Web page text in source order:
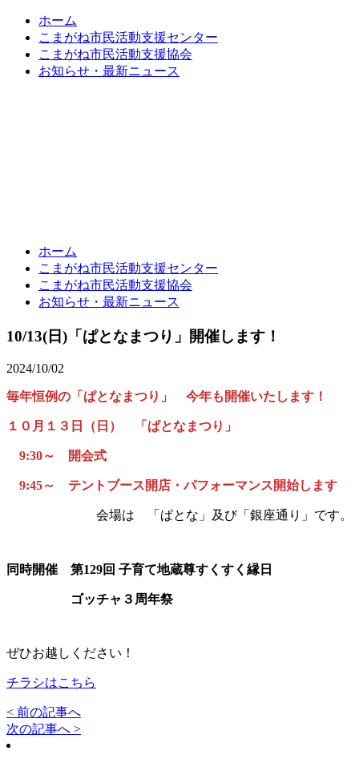
ホーム
こまがね市民活動支援センター
こまがね市民活動支援協会
お知らせ・最新ニュース
ホーム
こまがね市民活動支援センター
こまがね市民活動支援協会
お知らせ・最新ニュース
10/13(日)「ぱとなまつり」開催します！
2024/10/02
毎年恒例の「ぱとなまつり」 今年も開催いたします！
１０月１３日（日） 「ぱとなまつり」
9:30～ 開会式
9:45～ テントブース開店・パフォーマンス開始します
会場は 「ぱとな」及び「銀座通り」です。
同時開催 第129回 子育て地蔵尊すくすく縁日
ゴッチャ３周年祭
ぜひお越しください！
チラシはこちら
< 前の記事へ
次の記事へ >